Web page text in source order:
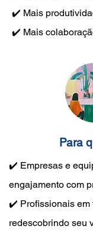
✔️ Mais
✔️ Mais
Para
✔️ Empresas e
engajamento com
✔️ Profissionais em
redescobrindo seu